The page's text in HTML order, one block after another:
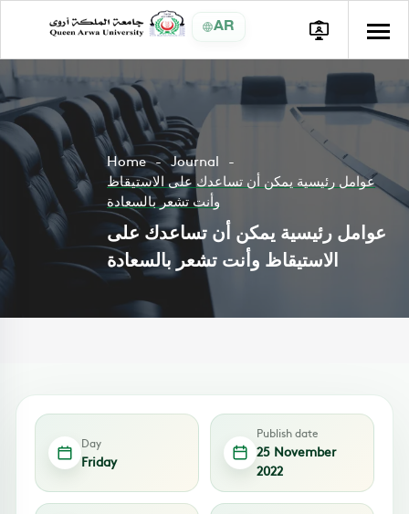
AR
Home
Journal
عوامل رئيسية يمكن أن تساعدك على الاستيقاظ
وأنت تشعر بالسعادة
عوامل رئيسية يمكن أن تساعدك على
الاستيقاظ وأنت تشعر بالسعادة
Day
Friday
Publish date
25 November
2022